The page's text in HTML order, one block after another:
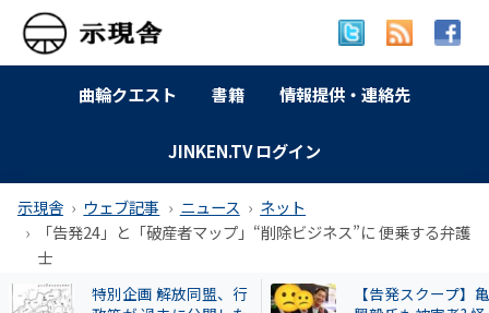
曲輪クエスト 書籍 情報提供・連絡先
JINKEN.TV ログイン
示現舎 ウェブ記事 ニュース
ネット
「告発24」と「破産者マップ」“削除ビジネス”に 便乗する弁護
士
同盟、行
【告発スクープ】亀田
曲輪